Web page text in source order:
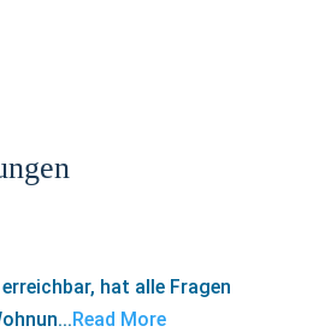
hat alle Fragen
Read More